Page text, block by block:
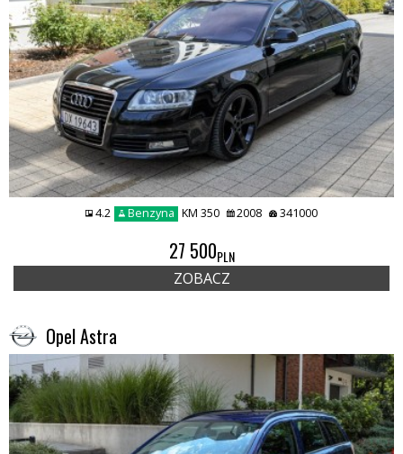
4.2 Benzyna KM 350 2008 341000
27 500PLN
ZOBACZ
Opel Astra